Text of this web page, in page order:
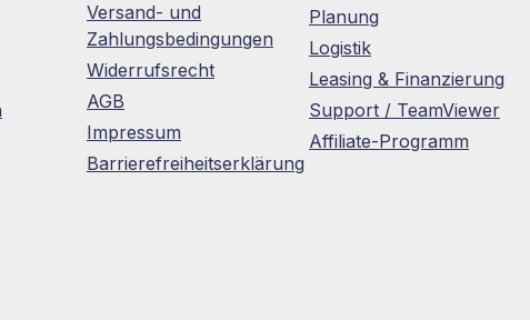
Versand- und
Zahlungsbedingungen
Widerrufsrecht
AGB
Impressum
Barrierefreiheitserklärung
Planung
Logistik
Leasing & Finanzierung
Support / TeamViewer
Affiliate-Programm